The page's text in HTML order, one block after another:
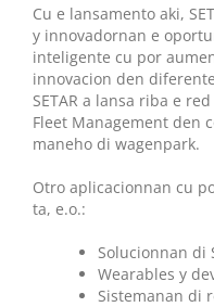
Cu e lansamento aki,
y innovadornan e
inteligente cu por
innovacion den
SETAR a lansa riba e
Fleet Management den
maneho di wagenpark.
Otro aplicacionnan cu
ta, e.o.:
Solucionnan di
Wearables y
Sistemanan di